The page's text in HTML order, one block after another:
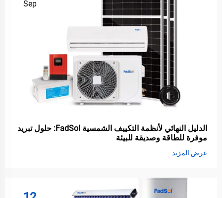
Sep
الدليل النهائي لأنظمة التكييف الشمسية FadSol: حلول تبريد
موفرة للطاقة وصديقة للبيئة
عرض المزيد